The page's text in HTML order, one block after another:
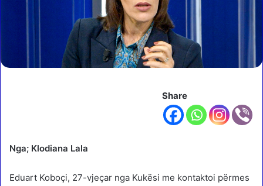
Share
Nga; Klodiana Lala
Eduart Koboçi, 27-vjeçar nga Kukësi me kontaktoi përmes